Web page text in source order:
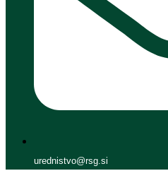
urednistvo@rsg.si